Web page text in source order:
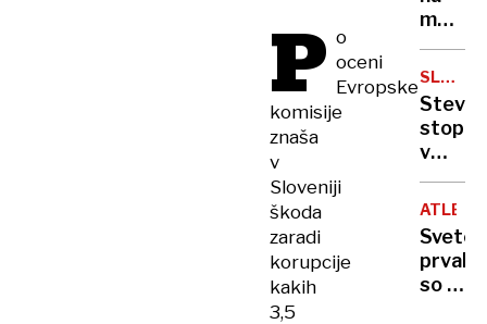
P o
oceni
Evropske
komisije
znaša
v
Sloveniji
škoda
zaradi
korupcije
kakih
3,5
smrt
sta
se
stepla,
so ju
vlekli
potniki
RUSIJA
stopil
v
stik
s
prvaka
so s